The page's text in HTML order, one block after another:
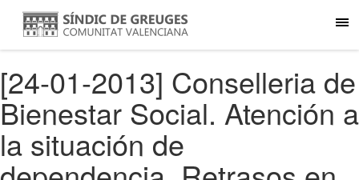
[24-01-2013] Conselleria de
Bienestar Social. Atención a
la situación de